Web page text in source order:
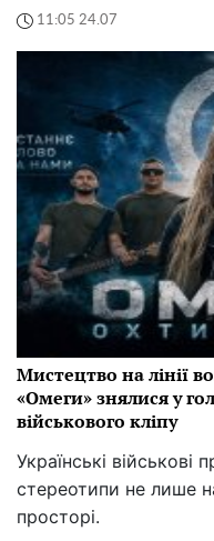
11:05 24.07
Мистецтво на лінії
«Омеги» знялися у
військового кліпу
Українські
стереотипи не лише
просторі.